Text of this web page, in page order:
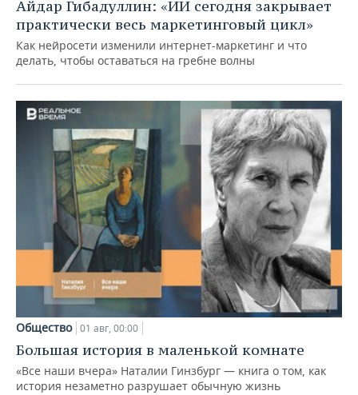
Айдар Гибадуллин: «ИИ сегодня закрывает
практически весь маркетинговый цикл»
Как нейросети изменили интернет-маркетинг и что
делать, чтобы оставаться на гребне волны
Общество 01 авг, 00:00
Большая история в маленькой комнате
«Все наши вчера» Наталии Гинзбург — книга о том, как
история незаметно разрушает обычную жизнь